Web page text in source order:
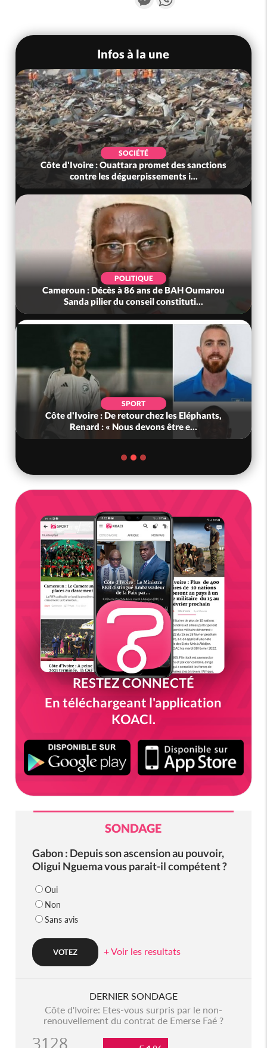
Infos à la une
SOCIÉTÉ
Côte d'Ivoire : Rentrée Scolaire 2026-2027,
l'inscription sans frais au Pré...
SOCIÉTÉ
Côte d'Ivoire : Indépendance à Grand-Béréby,
le Sous-Préfet exhorte les pop...
POLITIQUE
Bénin : L'ancien président Patrice Talon élu à
tête du Sénat
RESTEZ CONNECTÉ
En téléchargeant l'application
KOACI.
SONDAGE
Gabon : Depuis son ascension au pouvoir,
Oligui Nguema vous parait-il compétent ?
Oui
Non
Sans avis
+ Voir les resultats
DERNIER SONDAGE
Côte d'Ivoire: Etes-vous surpris par le non-
renouvellement du contrat de Emerse Faé ?
3128